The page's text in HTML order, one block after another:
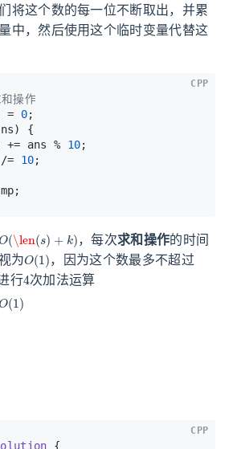
将这个数的每一位不断取出，并累
中，然后使用这个临时变量代替这
操作
= 0;
{
+= ans %
10;
=
10;
CPP
，每次求和操作的时间
为
O(1)
，因为这个数最多不超过
行
4
次加法运算
(1)
{
CPP